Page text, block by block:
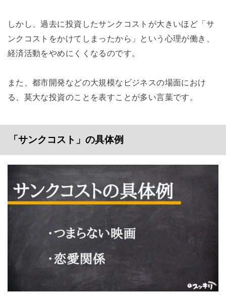
しかし、過去に投資したサンクコストが大きいほど「サ
ンクコストをかけてしまったから」という心理が働き、
経済活動をやめにくくなるのです。
また、都市開発などの大規模なビジネスの場面におけ
る、莫大な投資のことを表すことが多い言葉です。
「サンクコスト」の具体例